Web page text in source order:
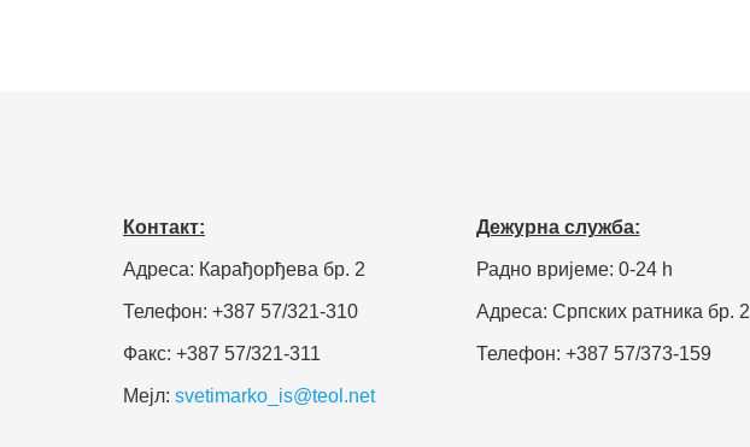
Контакт:
Адреса: Карађорђева бр. 2
Телефон: +387 57/321-310
Факс: +387 57/321-311
Мејл: svetimarko_is@teol.net
Дежурна служба:
Радно вријеме: 0-24 h
Адреса: Српских ратника бр. 2
Телефон: +387 57/373-159